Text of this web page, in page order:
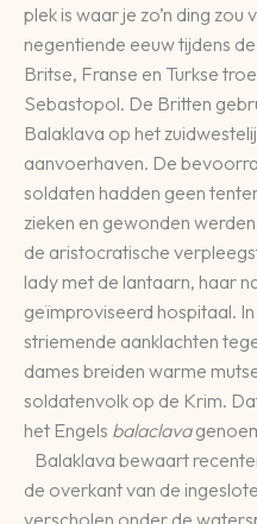
plek is waar je zo’n ding
negentiende eeuw tijdens
Britse, Franse en Turkse
Sebastopol. De Britten
Balaklava op het
aanvoerhaven. De
soldaten hadden geen
zieken en gewonden
de aristocratische
lady met de lantaarn, haar
geïmproviseerd hospitaal.
striemende aanklachten
dames breiden warme
soldatenvolk op de Krim.
het Engels balaclava
Balaklava bewaart
de overkant van de
verscholen onder de